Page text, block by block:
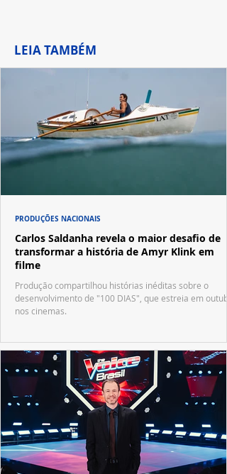
LEIA TAMBÉM
Carlos Saldanha revela o maior desafio de
transformar a história de Amyr Klink em
filme
Produção compartilhou histórias inéditas sobre o
desenvolvimento de "100 DIAS", que estreia em
nos cinemas.
PRODUÇÕES NACIONAIS